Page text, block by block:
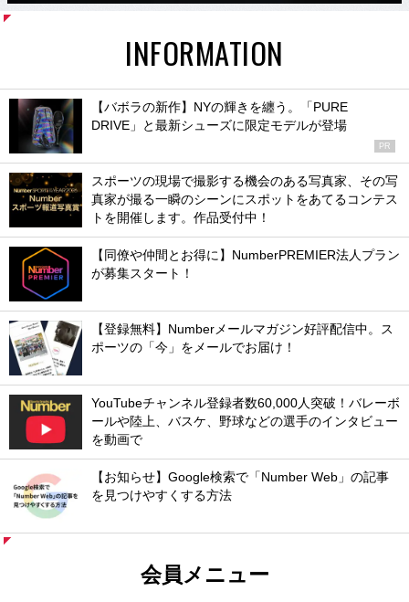
INFORMATION
【バボラの新作】NYの輝きを纏う。「PURE
DRIVE」と最新シューズに限定モデルが登場
PR
スポーツの現場で撮影する機会のある写真家、その写
真家が撮る一瞬のシーンにスポットをあてるコンテス
トを開催します。作品受付中！
【同僚や仲間とお得に】NumberPREMIER法人プラン
が募集スタート！
【登録無料】Numberメールマガジン好評配信中。ス
ポーツの「今」をメールでお届け！
YouTubeチャンネル登録者数60,000人突破！バレーボ
ールや陸上、バスケ、野球などの選手のインタビュー
を動画で
【お知らせ】Google検索で「Number Web」の記事
を見つけやすくする方法
会員メニュー